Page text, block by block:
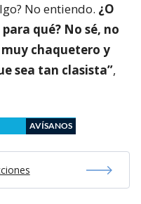
No entiendo. ¿O
qué? No sé, no
muy chaquetero y
sea tan clasista”,
AVÍSANOS